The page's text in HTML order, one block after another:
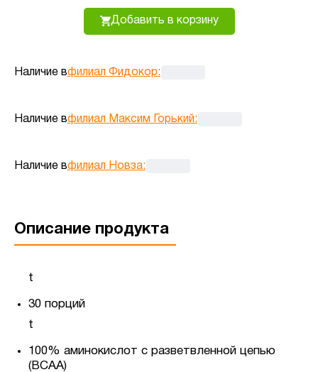
Добавить в корзину
Наличие вфилиал Фидокор:
Наличие вфилиал Максим Горький:
Наличие вфилиал Новза:
Описание продукта
t
30 порций
t
100% аминокислот с разветвленной цепью
(BCAA)